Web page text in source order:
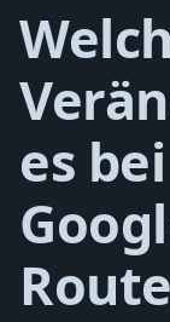
es